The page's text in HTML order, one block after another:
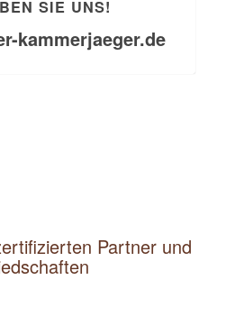
SIE UNS!
kammerjaeger.de
Partner und